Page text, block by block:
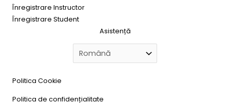
Înregistrare Instructor
Înregistrare Student
Asistență
Politica Cookie
Politica de confidențialitate